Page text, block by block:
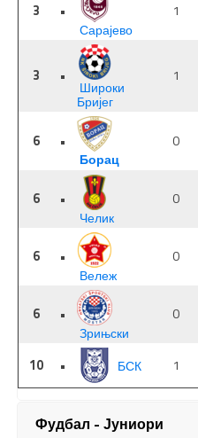
Фудбал - Јуниори